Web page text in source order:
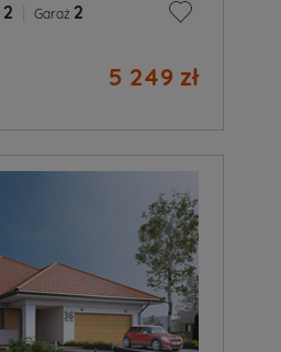
2 Garaż 2
5 249 zł